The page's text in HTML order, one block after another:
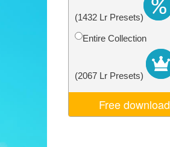
Video Editing Services(1432 Lr Presets)
Entire Collection
(2067 Lr Presets)
Free download